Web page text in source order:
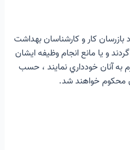
بازرسان کار و کارشناسان بهداشت
و یا مانع انجام وظیفه ایشان
به آنان خودداري نمایند ، حسب
محکوم خواهند شد.